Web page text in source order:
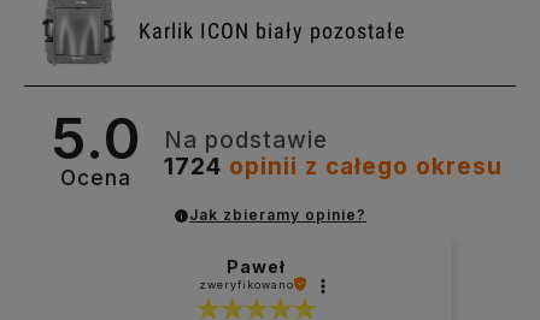
Karlik ICON biały pozostałe
5.0
Ocena
Na podstawie
1724 opinii z całego okresu
Jak zbieramy opinie?
Paweł
zweryfikowano